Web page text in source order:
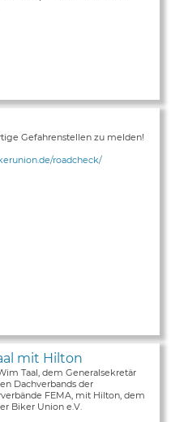
Gefahrenstellen zu melden!
roadcheck/
mit Hilton
Taal, dem Generalsekretär
Dachverbands der
FEMA, mit Hilton, dem
Biker Union e.V.